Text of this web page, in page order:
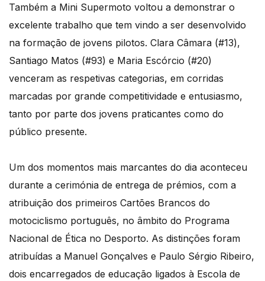
Também a Mini Supermoto voltou a demonstrar o
excelente trabalho que tem vindo a ser desenvolvido
na formação de jovens pilotos. Clara Câmara (#13),
Santiago Matos (#93) e Maria Escórcio (#20)
venceram as respetivas categorias, em corridas
marcadas por grande competitividade e entusiasmo,
tanto por parte dos jovens praticantes como do
público presente.
Um dos momentos mais marcantes do dia aconteceu
durante a cerimónia de entrega de prémios, com a
atribuição dos primeiros Cartões Brancos do
motociclismo português, no âmbito do Programa
Nacional de Ética no Desporto. As distinções foram
atribuídas a Manuel Gonçalves e Paulo Sérgio Ribeiro,
dois encarregados de educação ligados à Escola de